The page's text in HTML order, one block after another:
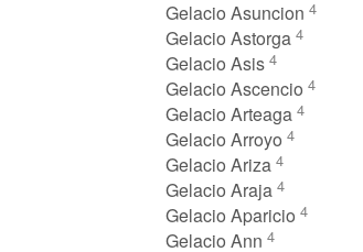
Gelacio Asuncion4
Gelacio Astorga4
Gelacio Asis4
Gelacio Ascencio4
Gelacio Arteaga4
Gelacio Arroyo4
Gelacio Ariza4
Gelacio Araja4
Gelacio Aparicio4
Gelacio Ann4